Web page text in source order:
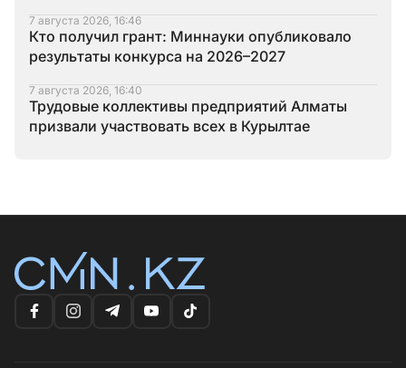
7 августа 2026, 16:46
Кто получил грант: Миннауки опубликовало
результаты конкурса на 2026–2027
7 августа 2026, 16:40
Трудовые коллективы предприятий Алматы
призвали участвовать всех в Курылтае